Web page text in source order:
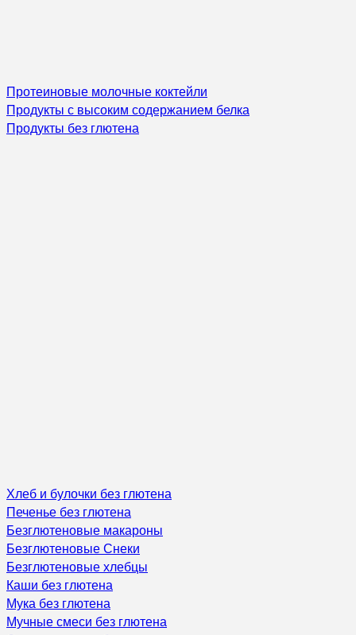
Протеиновые молочные коктейли
Продукты с высоким содержанием белка
Продукты без глютена
Хлеб и булочки без глютена
Печенье без глютена
Безглютеновые макароны
Безглютеновые Снеки
Безглютеновые хлебцы
Каши без глютена
Мука без глютена
Мучные смеси без глютена